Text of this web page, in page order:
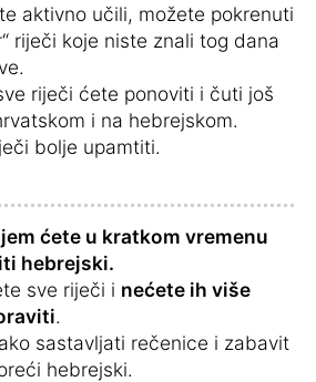
aktivno učili, možete pokrenuti
riječi koje niste znali tog dana
riječi ćete ponoviti i čuti još
i na hebrejskom.
bolje upamtiti.
ćete u kratkom vremenu
hebrejski.
sve riječi i nećete ih više
.
sastavljati rečenice i zabavit
hebrejski.